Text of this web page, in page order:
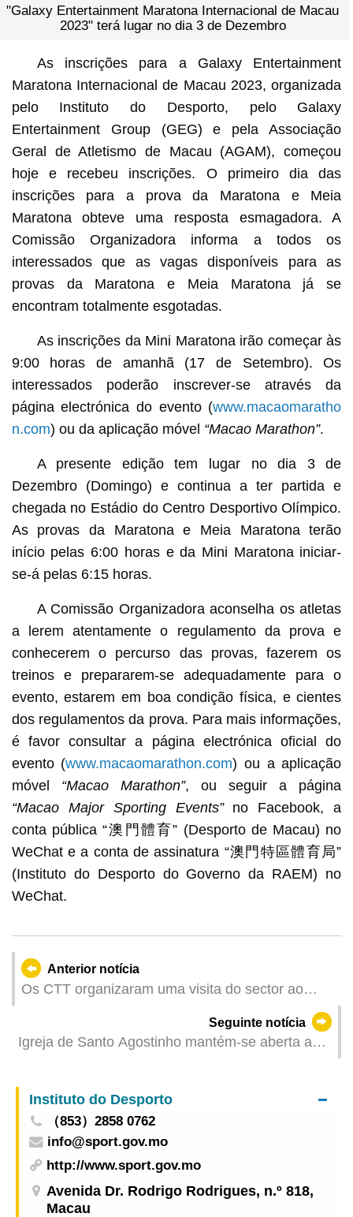
"Galaxy Entertainment Maratona Internacional de Macau
2023" terá lugar no dia 3 de Dezembro
As inscrições para a Galaxy Entertainment
Maratona Internacional de Macau 2023, organizada
pelo Instituto do Desporto, pelo Galaxy
Entertainment Group (GEG) e pela Associação
Geral de Atletismo de Macau (AGAM), começou
hoje e recebeu inscrições. O primeiro dia das
inscrições para a prova da Maratona e Meia
Maratona obteve uma resposta esmagadora. A
Comissão Organizadora informa a todos os
interessados que as vagas disponíveis para as
provas da Maratona e Meia Maratona já se
encontram totalmente esgotadas.
As inscrições da Mini Maratona irão começar às
9:00 horas de amanhã (17 de Setembro). Os
interessados poderão inscrever-se através da
página electrónica do evento (www.macaomaratho
n.com) ou da aplicação móvel “Macao Marathon”.
A presente edição tem lugar no dia 3 de
Dezembro (Domingo) e continua a ter partida e
chegada no Estádio do Centro Desportivo Olímpico.
As provas da Maratona e Meia Maratona terão
início pelas 6:00 horas e da Mini Maratona iniciar-
se-á pelas 6:15 horas.
A Comissão Organizadora aconselha os atletas
a lerem atentamente o regulamento da prova e
conhecerem o percurso das provas, fazerem os
treinos e prepararem-se adequadamente para o
evento, estarem em boa condição física, e cientes
dos regulamentos da prova. Para mais informações,
é favor consultar a página electrónica oficial do
evento (www.macaomarathon.com) ou a aplicação
móvel “Macao Marathon”, ou seguir a página
“Macao Major Sporting Events”no Facebook, a
conta pública “澳門體育” (Desporto de Macau) no
WeChat e a conta de assinatura “澳門特區體育局”
(Instituto do Desporto do Governo da RAEM) no
WeChat.
Anterior notícia
Os CTT organizaram uma visita do sector ao
Cibersegurança por ocasião da Semana de
Cibersegurança da China
Seguinte notícia
Igreja de Santo Agostinho mantém-se aberta ao
Estátua de Nossa Senhora
Instituto do Desporto
（853）2858 0762
info@sport.gov.mo
http://www.sport.gov.mo
Avenida Dr. Rodrigo Rodrigues, n.º 818,
Macau